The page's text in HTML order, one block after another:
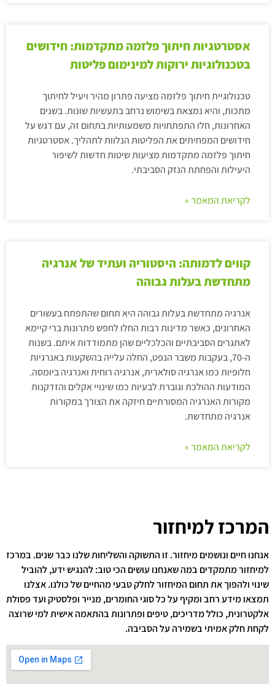
אסטרטגיות חיתוך פלזמה מתקדמות: חידושים
בטכנולוגיות ירוקות למינימום פליטות
טכנולוגיית חיתוך פלזמה מציעה פתרון מהיר ויעיל לחיתוך
מתכות, והיא נמצאת בשימוש נרחב בתעשיות שונות. בשנים
האחרונות, חלו התפתחויות משמעותיות בתחום זה, עם דגש על
חידושים המפחיתים את הפליטות הנלוות לתהליך. אסטרטגיות
חיתוך פלזמה מתקדמות מציעות שיטות חדשות לשיפור
היעילות והפחתת הנזק הסביבתי.
לקריאת המאמר »
קווים לדמותה: היסטוריה ועתיד של אנרגיה
מתחדשת בעלות גבוהה
אנרגיה מתחדשת בעלות גבוהה היא תחום שהתפתח בעשורים
האחרונים, כאשר מדינות רבות החלו לחפש פתרונות ברי קיימא
לאתגרים הסביבתיים והכלכליים שהן מתמודדות איתם. בשנות
ה-70, בעקבות משבר הנפט, החלה עלייה בהשקעות באנרגיות
חלופיות כמו אנרגיה סולארית, אנרגיה רוחית ואנרגיה ביומסה.
המודעות ההולכת וגוברת לבעיות כמו שינויי אקלים והזדקנות
מקורות האנרגיה המסורתיים חיזקה את הצורך במקורות
אנרגיה מתחדשת.
לקריאת המאמר »
המרכז למיחזור
אנחנו חיים ונושמים מיחזור. זו התשוקה והשליחות שלנו כבר שנים. במרכז
למיחזור מתמקדים במה שאנחנו עושים הכי טוב: להנגיש ידע, להוביל
שינוי ולהפוך את תחום המיחזור לחלק טבעי מהחיים של כולנו. אצלנו
תמצאו מידע רחב ומקיף על כל סוגי החומרים, מנייר ופלסטיק ועד פסולת
אלקטרונית, כולל מדריכים, טיפים ופתרונות בהתאמה אישית למי שרוצה
לקחת חלק אמיתי בשמירה על הסביבה.